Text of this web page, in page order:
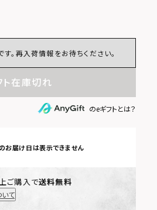
。再入荷情報をお待ちください。
ト在庫切れ
のeギフトとは？
お届け日は表示できません
ご購入で送料無料
て